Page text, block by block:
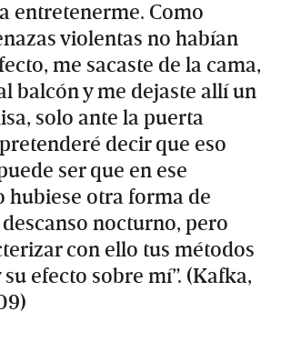
entretenerme. Como
violentas no habían
me sacaste de la cama,
balcón y me dejaste allí un
solo ante la puerta
decir que eso
ser que en ese
hubiese otra forma de
nocturno, pero
con ello tus métodos
efecto sobre mí”. (Kafka,